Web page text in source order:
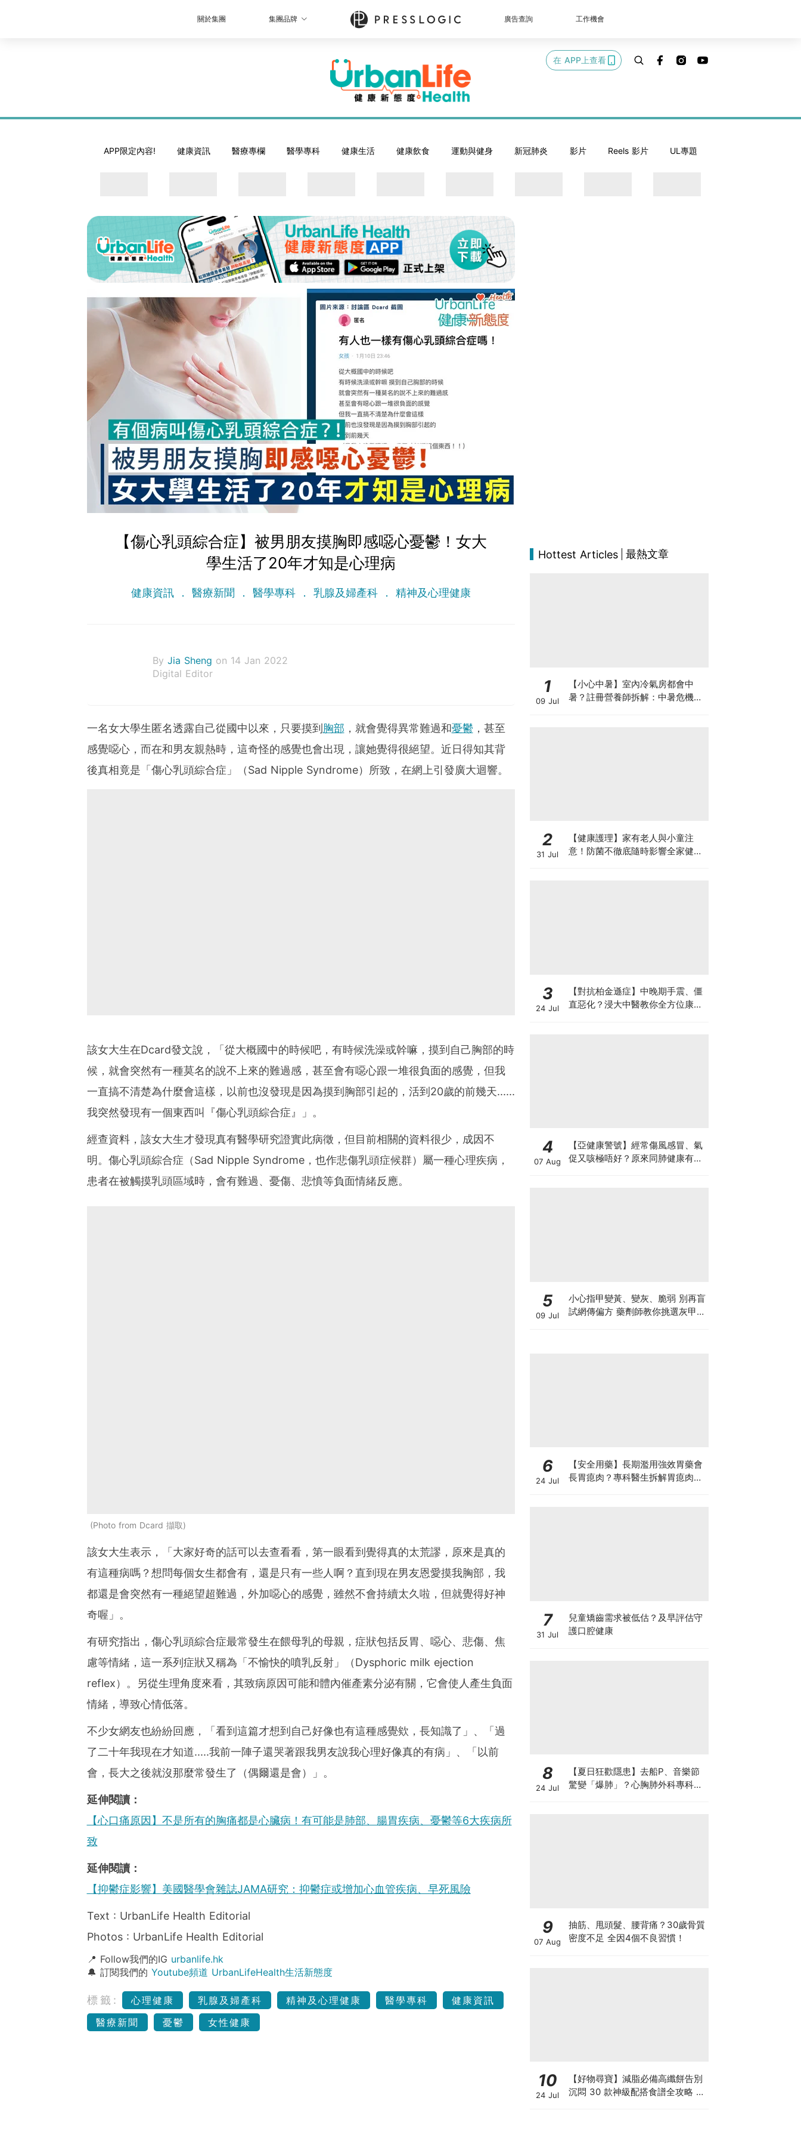
關於集團 集團品牌 廣告查詢 工作機會
在 APP上查看
APP限定內容! 健康資訊 醫療專欄 醫學專科 健康生活 健康飲食 運動與健身 新冠肺炎 影片 Reels 影片 UL專題
【傷心乳頭綜合症】被男朋友摸胸即感噁心憂鬱！女大
學生活了20年才知是心理病
健康資訊 醫療新聞 醫學專科 乳腺及婦產科 精神及心理健康
By Jia Sheng on 14 Jan 2022
Digital Editor
一名女大學生匿名透露自己從國中以來，只要摸到 胸部 ，就會覺得異常難過和憂鬱，甚至
感覺噁心，而在和男友親熱時，這奇怪的感覺也會出現，讓她覺得很絕望。近日得知其背
後真相竟是「傷心乳頭綜合症」（Sad Nipple Syndrome）所致，在網上引發廣大迴響。
該女大生在Dcard發文說，「從大概國中的時候吧，有時候洗澡或幹嘛，摸到自己胸部的時
候，就會突然有一種莫名的說不上來的難過感，甚至會有噁心跟一堆很負面的感覺，但我
一直搞不清楚為什麼會這樣，以前也沒發現是因為摸到胸部引起的，活到20歲的前幾天......
我突然發現有一個東西叫『傷心乳頭綜合症』」。
經查資料，該女大生才發現真有醫學研究證實此病徵，但目前相關的資料很少，成因不
明。傷心乳頭綜合症（Sad Nipple Syndrome，也作悲傷乳頭症候群）屬一種心理疾病，
患者在被觸摸乳頭區域時，會有難過、憂傷、悲憤等負面情緒反應。
Photo from Dcard 擷取
該女大生表示，「大家好奇的話可以去查看看，第一眼看到覺得真的太荒謬，原來是真的
有這種病嗎？想問每個女生都會有，還是只有一些人啊？直到現在男友恩愛摸我胸部，我
都還是會突然有一種絕望超難過，外加噁心的感覺，雖然不會持續太久啦，但就覺得好神
奇喔」。
有研究指出，傷心乳頭綜合症最常發生在餵母乳的母親，症狀包括反胃、噁心、悲傷、焦
慮等情緒，這一系列症狀又稱為「不愉快的噴乳反射」（Dysphoric milk ejection
reflex）。另從生理角度來看，其致病原因可能和體內催產素分泌有關，它會使人產生負面
情緒，導致心情低落。
不少女網友也紛紛回應，「看到這篇才想到自己好像也有這種感覺欸，長知識了」、「過
了二十年我現在才知道.....我前一陣子還哭著跟我男友說我心理好像真的有病」、「以前
會，長大之後就沒那麼常發生了（偶爾還是會）」。
延伸閱讀：
【心口痛原因】不是所有的胸痛都是心臟病！有可能是肺部、腸胃疾病、憂鬱等6大疾病所
致
延伸閱讀：
【抑鬱症影響】美國醫學會雜誌JAMA研究：抑鬱症或增加心血管疾病、早死風險
Text : UrbanLife Health Editorial
Photos : UrbanLife Health Editorial
📍 Follow我們的IG urbanlife.hk
🔔 訂閱我們的 Youtube頻道 UrbanLifeHealth生活新態度
標籤: 心理健康 乳腺及婦產科 精神及心理健康 醫學專科
健康資訊
醫療新聞
憂鬱 女性健康
Hottest Articles 最熱文章
1
09 Jul
【小心中暑】室內冷氣房都會中
暑？註冊營養師拆解：中暑危機及
2
31 Jul
【健康護理】家有老人與小童注
意！防菌不徹底隨時影響全家健康
3
24 Jul
【對抗柏金遜症】中晚期手震、僵
直惡化？浸大中醫教你全方位康復
4
07 Aug
【亞健康警號】經常傷風感冒、氣
促又咳極唔好？原來同肺健康有
5
09 Jul
小心指甲變黃、變灰、脆弱 別再盲
試網傳偏方 藥劑師教你挑選灰甲產
6
24 Jul
【安全用藥】長期濫用強效胃藥會
長胃瘜肉？專科醫生拆解胃瘜肉癌
7
31 Jul
兒童矯齒需求被低估？及早評估守
護口腔健康
8
24 Jul
【夏日狂歡隱患】去船P、音樂節
驚變「爆肺」？心胸肺外科專科醫
9
07 Aug
抽筋、甩頭髮、腰背痛？30歲骨質
密度不足 全因4個不良習慣！
10
24 Jul
【好物尋寶】減脂必備高纖餅告別
沉悶 30 款神級配搭食譜全攻略 日